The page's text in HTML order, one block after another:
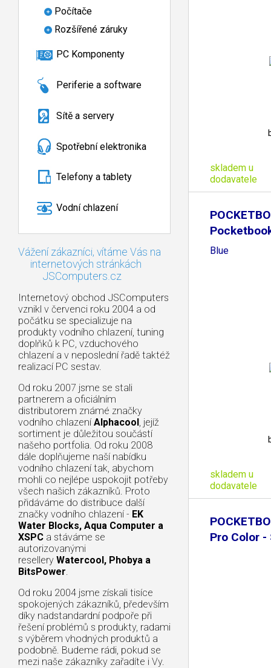
Počítače
Rozšířené záruky
PC Komponenty
Periferie a software
Sítě a servery
Spotřební elektronika
Telefony a tablety
Vodní chlazení
Vážení zákazníci, vítáme Vás na
internetových stránkách
JSComputers.cz
Internetový obchod JSComputers
vznikl v červenci roku 2004 a od
počátku se specializuje na
produkty vodního chlazení, tuning
doplňků k PC, vzduchového
chlazení a v neposlední řadě taktéž
realizací PC sestav.
Od roku 2007 jsme se stali
partnerem a oficiálním
distributorem známé značky
vodního chlazení Alphacool, jejíž
sortiment je důležitou součástí
našeho portfolia. Od roku 2008
dále doplňujeme naší nabídku
vodního chlazení tak, abychom
mohli co nejlépe uspokojit potřeby
všech našich zákazníků. Proto
přidáváme do distribuce další
značky vodního chlazení - EK
Water Blocks, Aqua Computer a
XSPC a stáváme se
autorizovanými
resellery Watercool, Phobya a
BitsPower.
Od roku 2004 jsme získali tisíce
spokojených zákazníků, především
díky nadstandardní podpoře při
řešení problémů s produkty, radami
s výběrem vhodných produktů a
podobně. Budeme rádi, pokud se
mezi naše zákazníky zařadíte i Vy.
skladem u
dodavatele
Bright
Blue
skladem u
dodavatele
Pro Color -